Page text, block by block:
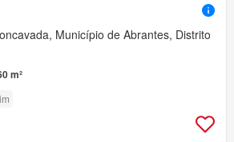
Município de Abrantes, Distrito
m²